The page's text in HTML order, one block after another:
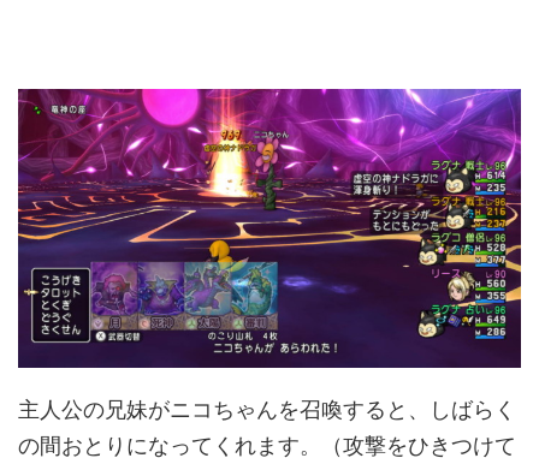
主人公の兄妹がニコちゃんを召喚すると、しばらく
の間おとりになってくれます。（攻撃をひきつけて